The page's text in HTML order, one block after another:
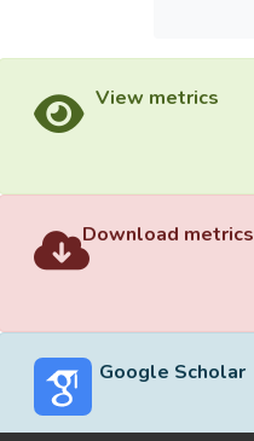
View metrics
Download metrics
Google Scholar